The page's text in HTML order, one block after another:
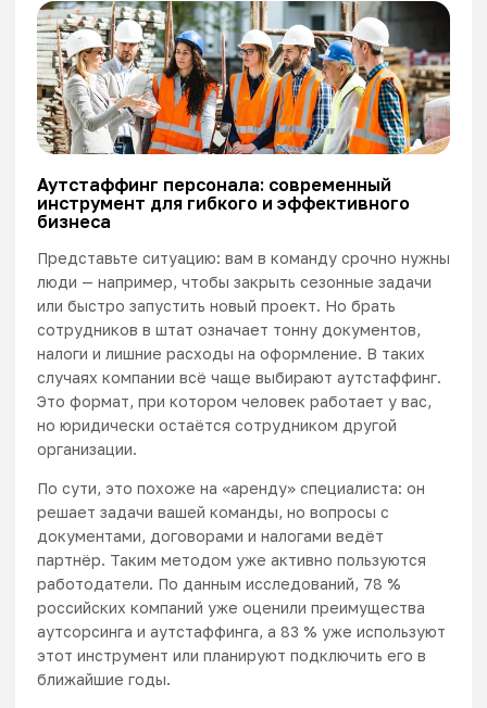
Аутстаффинг персонала: современный
инструмент для гибкого и эффективного
бизнеса
Представьте ситуацию: вам в команду срочно нужны
люди — например, чтобы закрыть сезонные задачи
или быстро запустить новый проект. Но брать
сотрудников в штат означает тонну документов,
налоги и лишние расходы на оформление. В таких
случаях компании всё чаще выбирают аутстаффинг.
Это формат, при котором человек работает у вас,
но юридически остаётся сотрудником другой
организации.
По сути, это похоже на «аренду» специалиста: он
решает задачи вашей команды, но вопросы с
документами, договорами и налогами ведёт
партнёр. Таким методом уже активно пользуются
работодатели. По данным исследований, 78 %
российских компаний уже оценили преимущества
аутсорсинга и аутстаффинга, а 83 % уже используют
этот инструмент или планируют подключить его в
ближайшие годы.